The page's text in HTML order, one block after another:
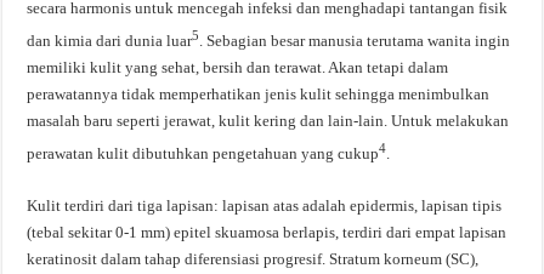
secara harmonis untuk mencegah infeksi dan menghadapi tantangan fisik
dan kimia dari dunia luar5. Sebagian besar manusia terutama wanita ingin
memiliki kulit yang sehat, bersih dan terawat. Akan tetapi dalam
perawatannya tidak memperhatikan jenis kulit sehingga menimbulkan
masalah baru seperti jerawat, kulit kering dan lain-lain. Untuk melakukan
perawatan kulit dibutuhkan pengetahuan yang cukup4.
Kulit terdiri dari tiga lapisan: lapisan atas adalah epidermis, lapisan tipis
(tebal sekitar 0-1 mm) epitel skuamosa berlapis, terdiri dari empat lapisan
keratinosit dalam tahap diferensiasi progresif. Stratum korneum (SC),